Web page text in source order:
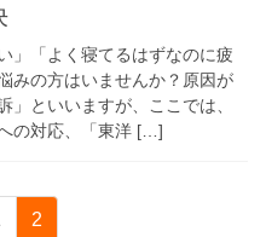
」「よく寝てるはずなのに疲
みの方はいませんか？原因が
といいますが、ここでは、
の対応、「東洋 […]
ペ
2